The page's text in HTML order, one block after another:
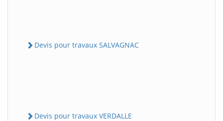
Devis pour travaux SALVAGNAC
Devis pour travaux VERDALLE